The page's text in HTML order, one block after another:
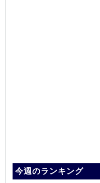
今週のランキング